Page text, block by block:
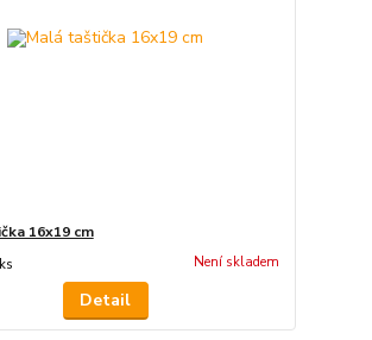
16x19 cm
Není skladem
Detail